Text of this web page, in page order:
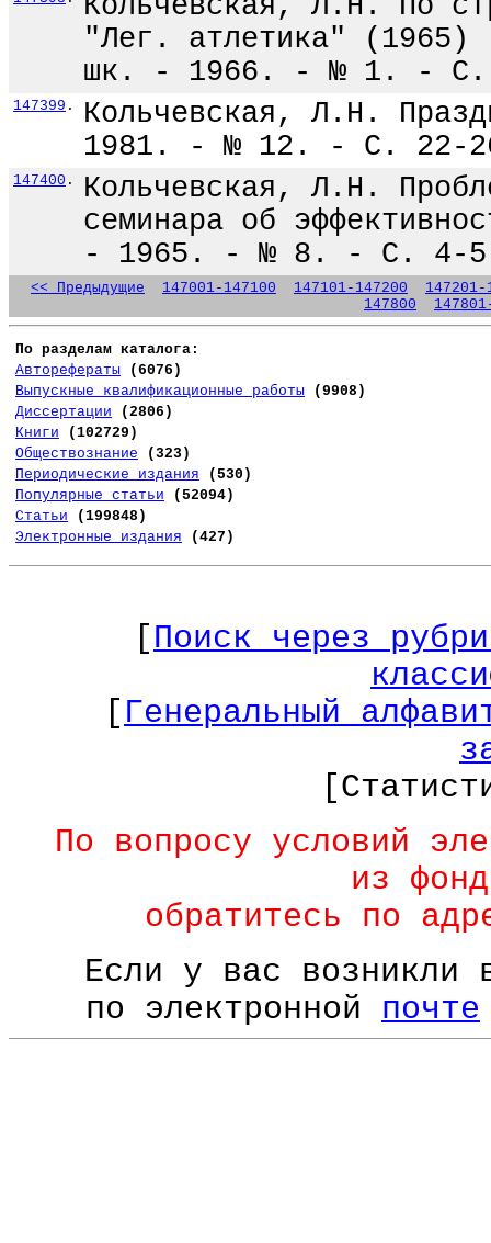
Кольчевская, Л.Н. По
"Лег. атлетика"
шк. - 1966. - № 1. - С.
147399 .
Кольчевская, Л.Н.
1981. - № 12. - С. 22-
147400 .
Кольчевская, Л.Н.
семинара об
- 1965. - № 8. - С. 4-
<< Предыдущие 147001-147100 147101-147200
147201-
147800
По разделам каталога:
Авторефераты
(6076)
Выпускные квалификационные работы
(9908)
Диссертации
(2806)
Книги
(102729)
Обществознание
(323)
Периодические издания
(530)
Популярные статьи
(52094)
Статьи
(199848)
Электронные издания
(427)
[Поиск через
[ Генеральный
По вопросу условий
из
обратитесь по
Если у вас возникли
по электронной почте